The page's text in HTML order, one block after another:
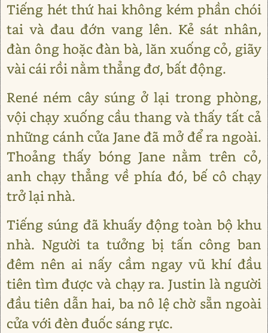
Tiếng hét thứ hai không kém phần chói
tai và đau đớn vang lên. Kẻ sát nhân,
đàn ông hoặc đàn bà, lăn xuống cỏ, giãy
vài cái rồi nằm thẳng đơ, bất động.
René ném cây súng ở lại trong phòng,
vội chạy xuống cầu thang và thấy tất cả
những cánh cửa Jane đã mở để ra ngoài.
Thoảng thấy bóng Jane nằm trên cỏ,
anh chạy thẳng về phía đó, bế cô chạy
trở lại nhà.
Tiếng súng đã khuấy động toàn bộ khu
nhà. Người ta tưởng bị tấn công ban
đêm nên ai nấy cầm ngay vũ khí đầu
tiên tìm được và chạy ra. Justin là người
đầu tiên dẫn hai, ba nô lệ chờ sẵn ngoài
cửa với đèn đuốc sáng rực.